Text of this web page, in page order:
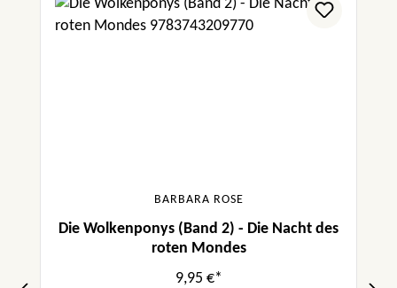
BARBARA ROSE
Die Wolkenponys (Band 2) - Die Nacht des
roten Mondes
9,95 €*